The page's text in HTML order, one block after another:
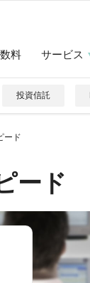
料 サービス
投資信託
ード
ード